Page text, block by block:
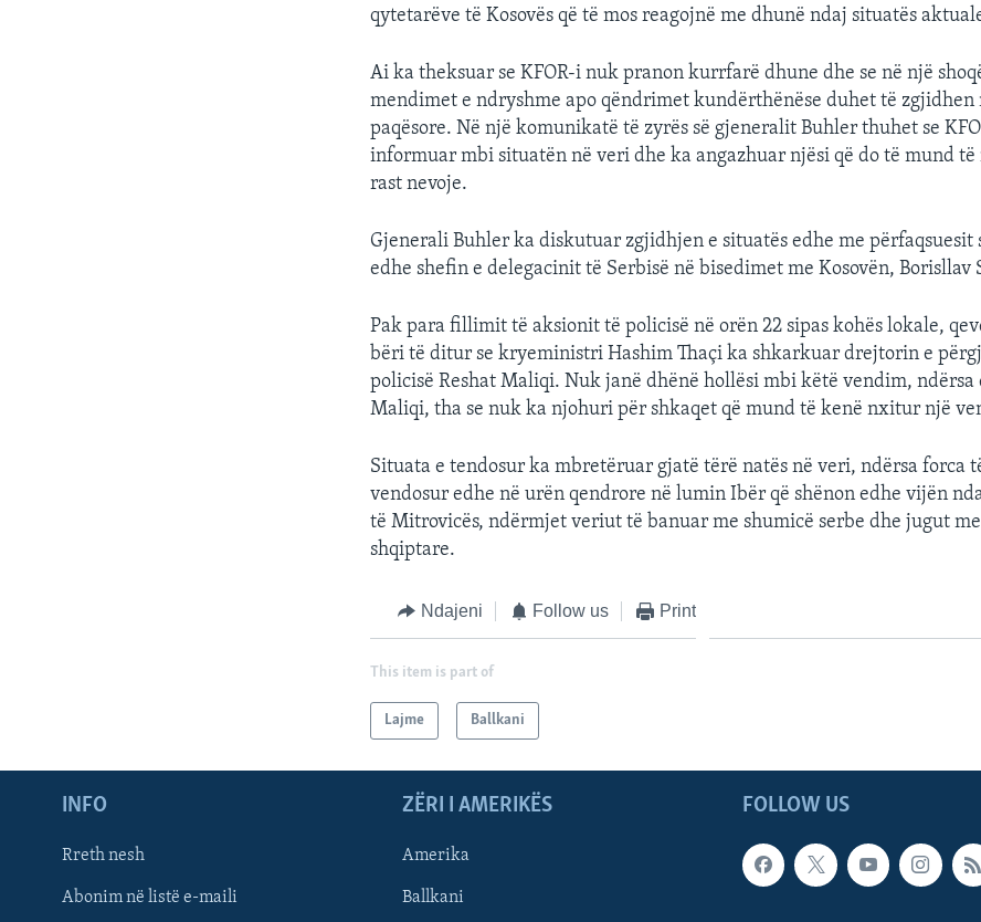
qytetarëve të Kosovës që të mos reagojnë me dhunë ndaj situatës
Ai ka theksuar se KFOR-i nuk pranon kurrfarë dhune dhe se në një
mendimet e ndryshme apo qëndrimet kundërthënëse duhet të zgjidhen
paqësore. Në një komunikatë të zyrës së gjeneralit Buhler thuhet se
informuar mbi situatën në veri dhe ka angazhuar njësi që do të mund të
rast nevoje.
Gjenerali Buhler ka diskutuar zgjidhjen e situatës edhe me përfaqsuesit
edhe shefin e delegacinit të Serbisë në bisedimet me Kosovën, Borisllav
Pak para fillimit të aksionit të policisë në orën 22 sipas kohës lokale,
bëri të ditur se kryeministri Hashim Thaçi ka shkarkuar drejtorin e
policisë Reshat Maliqi. Nuk janë dhënë hollësi mbi këtë vendim, ndërsa
Maliqi, tha se nuk ka njohuri për shkaqet që mund të kenë nxitur një
Situata e tendosur ka mbretëruar gjatë tërë natës në veri, ndërsa forca
vendosur edhe në urën qendrore në lumin Ibër që shënon edhe vijën
të Mitrovicës, ndërmjet veriut të banuar me shumicë serbe dhe jugut
shqiptare.
Ndajeni Follow us Print
This item is part of
Lajme Ballkani
FOLLOW US
INFO
Rreth nesh
Abonim në listë e-maili
ZËRI I AMERIKËS
Amerika
Ballkani